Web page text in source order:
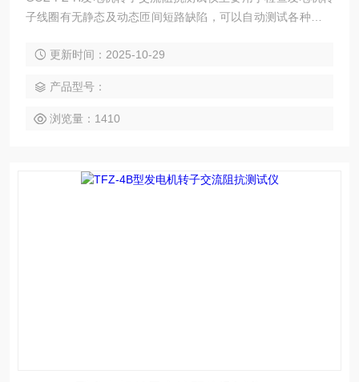
子线圈有无静态及动态匝间短路缺陷，可以自动测试各种同步
还可兼做电压互感器、电流互感器的伏安特性及电力变压器的
更新时间：2025-10-29
产品型号：
浏览量：1410